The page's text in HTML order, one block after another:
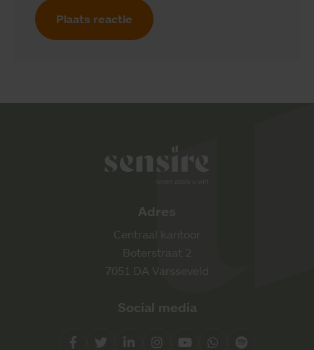
Plaats reactie
Adres
Centraal kantoor
Boterstraat 2
7051 DA Varsseveld
Social media